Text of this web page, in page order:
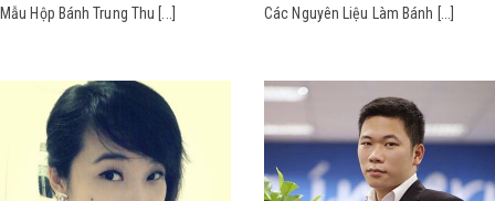
Trung Thu [...] Các Nguyên Liệu Làm Bánh [...]